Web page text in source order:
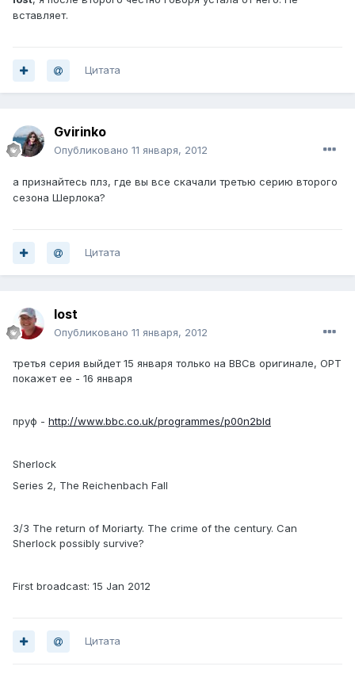
вставляет.
Цитата
Gvirinko
Опубликовано 11 января, 2012
а признайтесь плз, где вы все скачали третью серию второго
сезона Шерлока?
Цитата
lost
Опубликовано 11 января, 2012
третья серия выйдет 15 января только на ВВСв оригинале, ОРТ
покажет ее - 16 января
пруф - http://www.bbc.co.uk/programmes/p00n2bld
Sherlock
Series 2, The Reichenbach Fall
3/3 The return of Moriarty. The crime of the century. Can
Sherlock possibly survive?
First broadcast: 15 Jan 2012
Цитата